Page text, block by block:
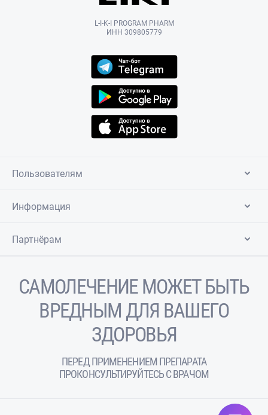
L-I-K-I PROGRAM PHARM
ИНН 309805779
Пользователям
Информация
Партнёрам
САМОЛЕЧЕНИЕ МОЖЕТ БЫТЬ
ВРЕДНЫМ ДЛЯ ВАШЕГО
ЗДОРОВЬЯ
ПЕРЕД ПРИМЕНЕНИЕМ ПРЕПАРАТА
ПРОКОНСУЛЬТИРУЙТЕСЬ С ВРАЧОМ